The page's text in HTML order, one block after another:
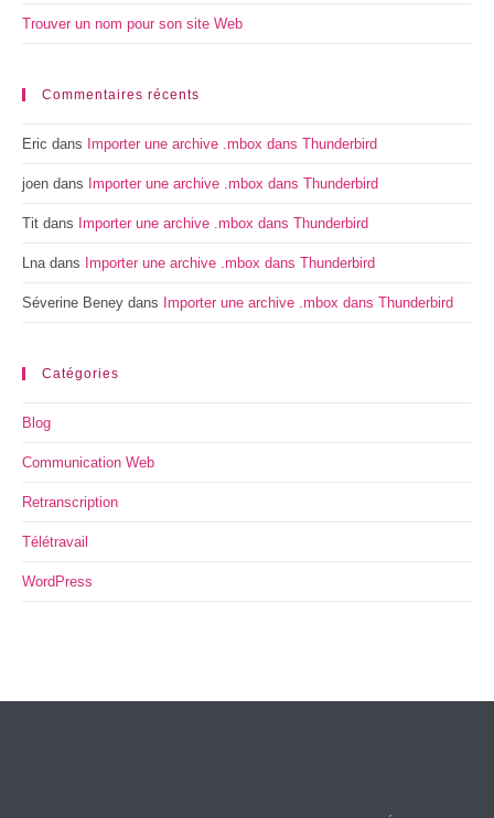
Trouver un nom pour son site Web
Commentaires récents
Eric dans Importer une archive .mbox dans Thunderbird
joen dans Importer une archive .mbox dans Thunderbird
Tit dans Importer une archive .mbox dans Thunderbird
Lnadans Importer une archive .mbox dans Thunderbird
Séverine Beney dans Importer une archive .mbox dans Thunderbird
Catégories
Blog
Communication Web
Retranscription
Télétravail
WordPress